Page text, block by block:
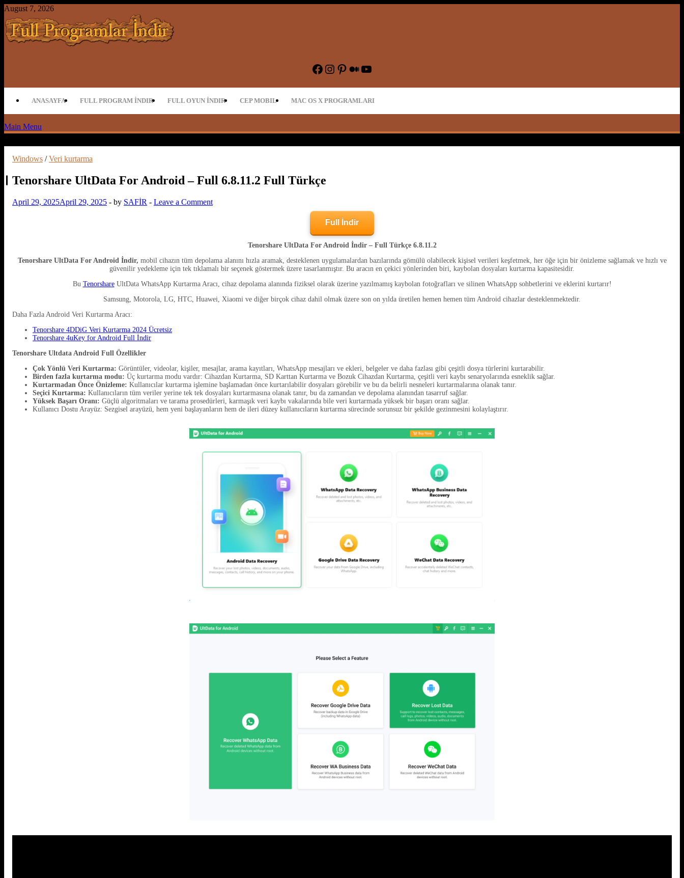
Skip
content
August 7, 2026
Full Program İndir Full Programlar İndir – Oyun İndirFacebook
Instagram
Pinterest
Medium
YouTube
ANASAYFA FULL PROGRAM İNDIR FULL OYUN İNDIR CEP MOBIL MAC OS X PROGRAMLARI
Main Menu
Windows /Veri kurtarma
Tenorshare UltData For Android – Full 6.8.11.2 Full Türkçe
April 29, 2025April 29, 2025 - by SAFİR - Leave a Comment
Full İndir
Tenorshare UltData For Android İndir – Full Türkçe 6.8.11.2
Tenorshare UltData For Android İndir, mobil cihazın tüm depolama alanını hızla aramak, desteklenen uygulamalardan bazılarında gömülü olabilecek kişisel verileri keşfetmek, her öğe için bir önizleme sağlamak ve hızlı ve
güvenilir yedekleme için tek tıklamalı bir seçenek göstermek üzere tasarlanmıştır. Bu aracın en çekici yönlerinden biri, kaybolan dosyaları kurtarma kapasitesidir.
Bu TenorshareUltData WhatsApp Kurtarma Aracı, cihaz depolama alanında fiziksel olarak üzerine yazılmamış kaybolan fotoğrafları ve silinen WhatsApp sohbetlerini ve eklerini kurtarır!
Samsung, Motorola, LG, HTC, Huawei, Xiaomi ve diğer birçok cihaz dahil olmak üzere son on yılda üretilen hemen hemen tüm Android cihazlar desteklenmektedir.
Daha Fazla Android Veri Kurtarma Aracı:
Tenorshare 4DDiG Veri Kurtarma 2024 Ücretsiz
Tenorshare 4uKey for Android Full İndir
Tenorshare Ultdata Android Full Özellikler
Çok Yönlü Veri Kurtarma: Görüntüler, videolar, kişiler, mesajlar, arama kayıtları, WhatsApp mesajları ve ekleri, belgeler ve daha fazlası gibi çeşitli dosya türlerini kurtarabilir.
Birden fazla kurtarma modu: Üç kurtarma modu vardır: Cihazdan Kurtarma, SD Karttan Kurtarma ve Bozuk Cihazdan Kurtarma, çeşitli veri kaybı senaryolarında esneklik sağlar.
Kurtarmadan Önce Önizleme: Kullanıcılar kurtarma işlemine başlamadan önce kurtarılabilir dosyaları görebilir ve bu da belirli nesneleri kurtarmalarına olanak tanır.
Seçici Kurtarma: Kullanıcıların tüm veriler yerine tek tek dosyaları kurtarmasına olanak tanır, bu da zamandan ve depolama alanından tasarruf sağlar.
Yüksek Başarı Oranı: Güçlü algoritmaları ve tarama prosedürleri, karmaşık veri kaybı vakalarında bile veri kurtarmada yüksek bir başarı oranı sağlar.
Kullanıcı Dostu Arayüz: Sezgisel arayüzü, hem yeni başlayanların hem de ileri düzey kullanıcıların kurtarma sürecinde sorunsuz bir şekilde gezinmesini kolaylaştırır.